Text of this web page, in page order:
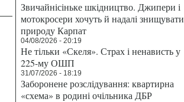
Звичайнісіньке шкідництво. Джипери і
мотокросери хочуть й надалі знищувати
природу Карпат
04/08/2026 - 20:19
Не тільки «Скеля». Страх і ненависть у
225-му ОШП
31/07/2026 - 18:19
Заборонене розслідування: квартирна
«схема» в родині очільника ДБР